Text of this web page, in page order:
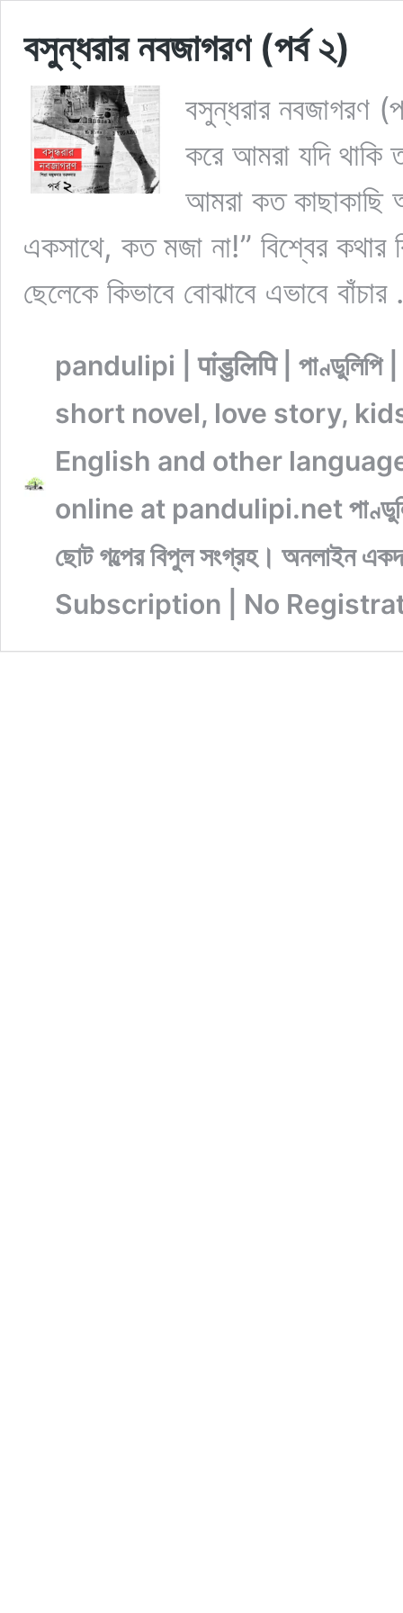
বসুন্ধরার নবজাগরণ (পর্ব ২)
বসুন্ধরার নবজাগরণ
করে আমরা যদি থাকি
আমরা কত কাছাকাছি
একসাথে, কত মজা না!” বিশ্বের কথার
ছেলেকে কিভাবে বোঝাবে এভাবে
pandulipi | पांडुलिपि |
short novel, love story, kids
English and other
online at pandulipi.net পাণ্ডুলিপি
ছোট গল্পের বিপুল সংগ্রহ। অনলাইন
Subscription | No